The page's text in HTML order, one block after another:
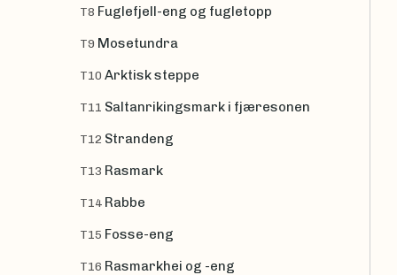
T8 Fuglefjell-eng og fugletopp
T9 Mosetundra
T10 Arktisk steppe
T11 Saltanrikingsmark i fjæresonen
T12 Strandeng
T13 Rasmark
T14 Rabbe
T15 Fosse-eng
T16 Rasmarkhei og -eng